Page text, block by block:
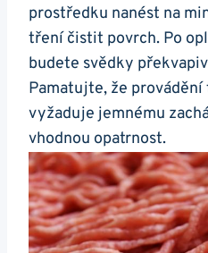
prostředku⁤ nanést na‌
tření‌ čistit⁣ povrch. Po
budete ‌svědky
Pamatujte, že
vyžaduje jemnému
⁣vhodnou opatrnost.